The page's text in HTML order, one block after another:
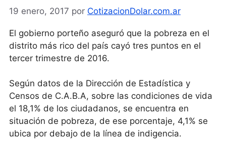
19 enero, 2017 por CotizacionDolar.com.ar
El gobierno porteño aseguró que la pobreza en el
distrito más rico del país cayó tres puntos en el
tercer trimestre de 2016.
Según datos de la Dirección de Estadística y
Censos de C.A.B.A, sobre las condiciones de vida
el 18,1% de los ciudadanos, se encuentra en
situación de pobreza, de ese porcentaje, 4,1% se
ubica por debajo de la línea de indigencia.